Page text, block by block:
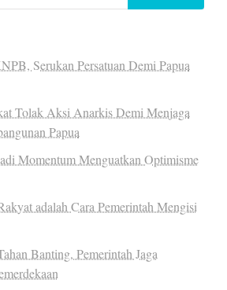
Serukan Persatuan Demi Papua
Tolak Aksi Anarkis Demi Menjaga
Papua
Momentum Menguatkan Optimisme
adalah Cara Pemerintah Mengisi
Banting, Pemerintah Jaga